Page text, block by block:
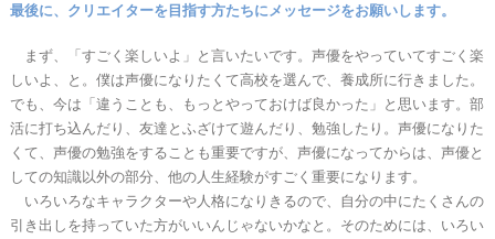
最後に、クリエイターを目指す方たちにメッセージをお願いします。
まず、「すごく楽しいよ」と言いたいです。声優をやっていてすごく楽
しいよ、と。僕は声優になりたくて高校を選んで、養成所に行きました。
でも、今は「違うことも、もっとやっておけば良かった」と思います。部
活に打ち込んだり、友達とふざけて遊んだり、勉強したり。声優になりた
くて、声優の勉強をすることも重要ですが、声優になってからは、声優と
しての知識以外の部分、他の人生経験がすごく重要になります。
いろいろなキャラクターや人格になりきるので、自分の中にたくさんの
引き出しを持っていた方がいいんじゃないかなと。そのためには、いろい